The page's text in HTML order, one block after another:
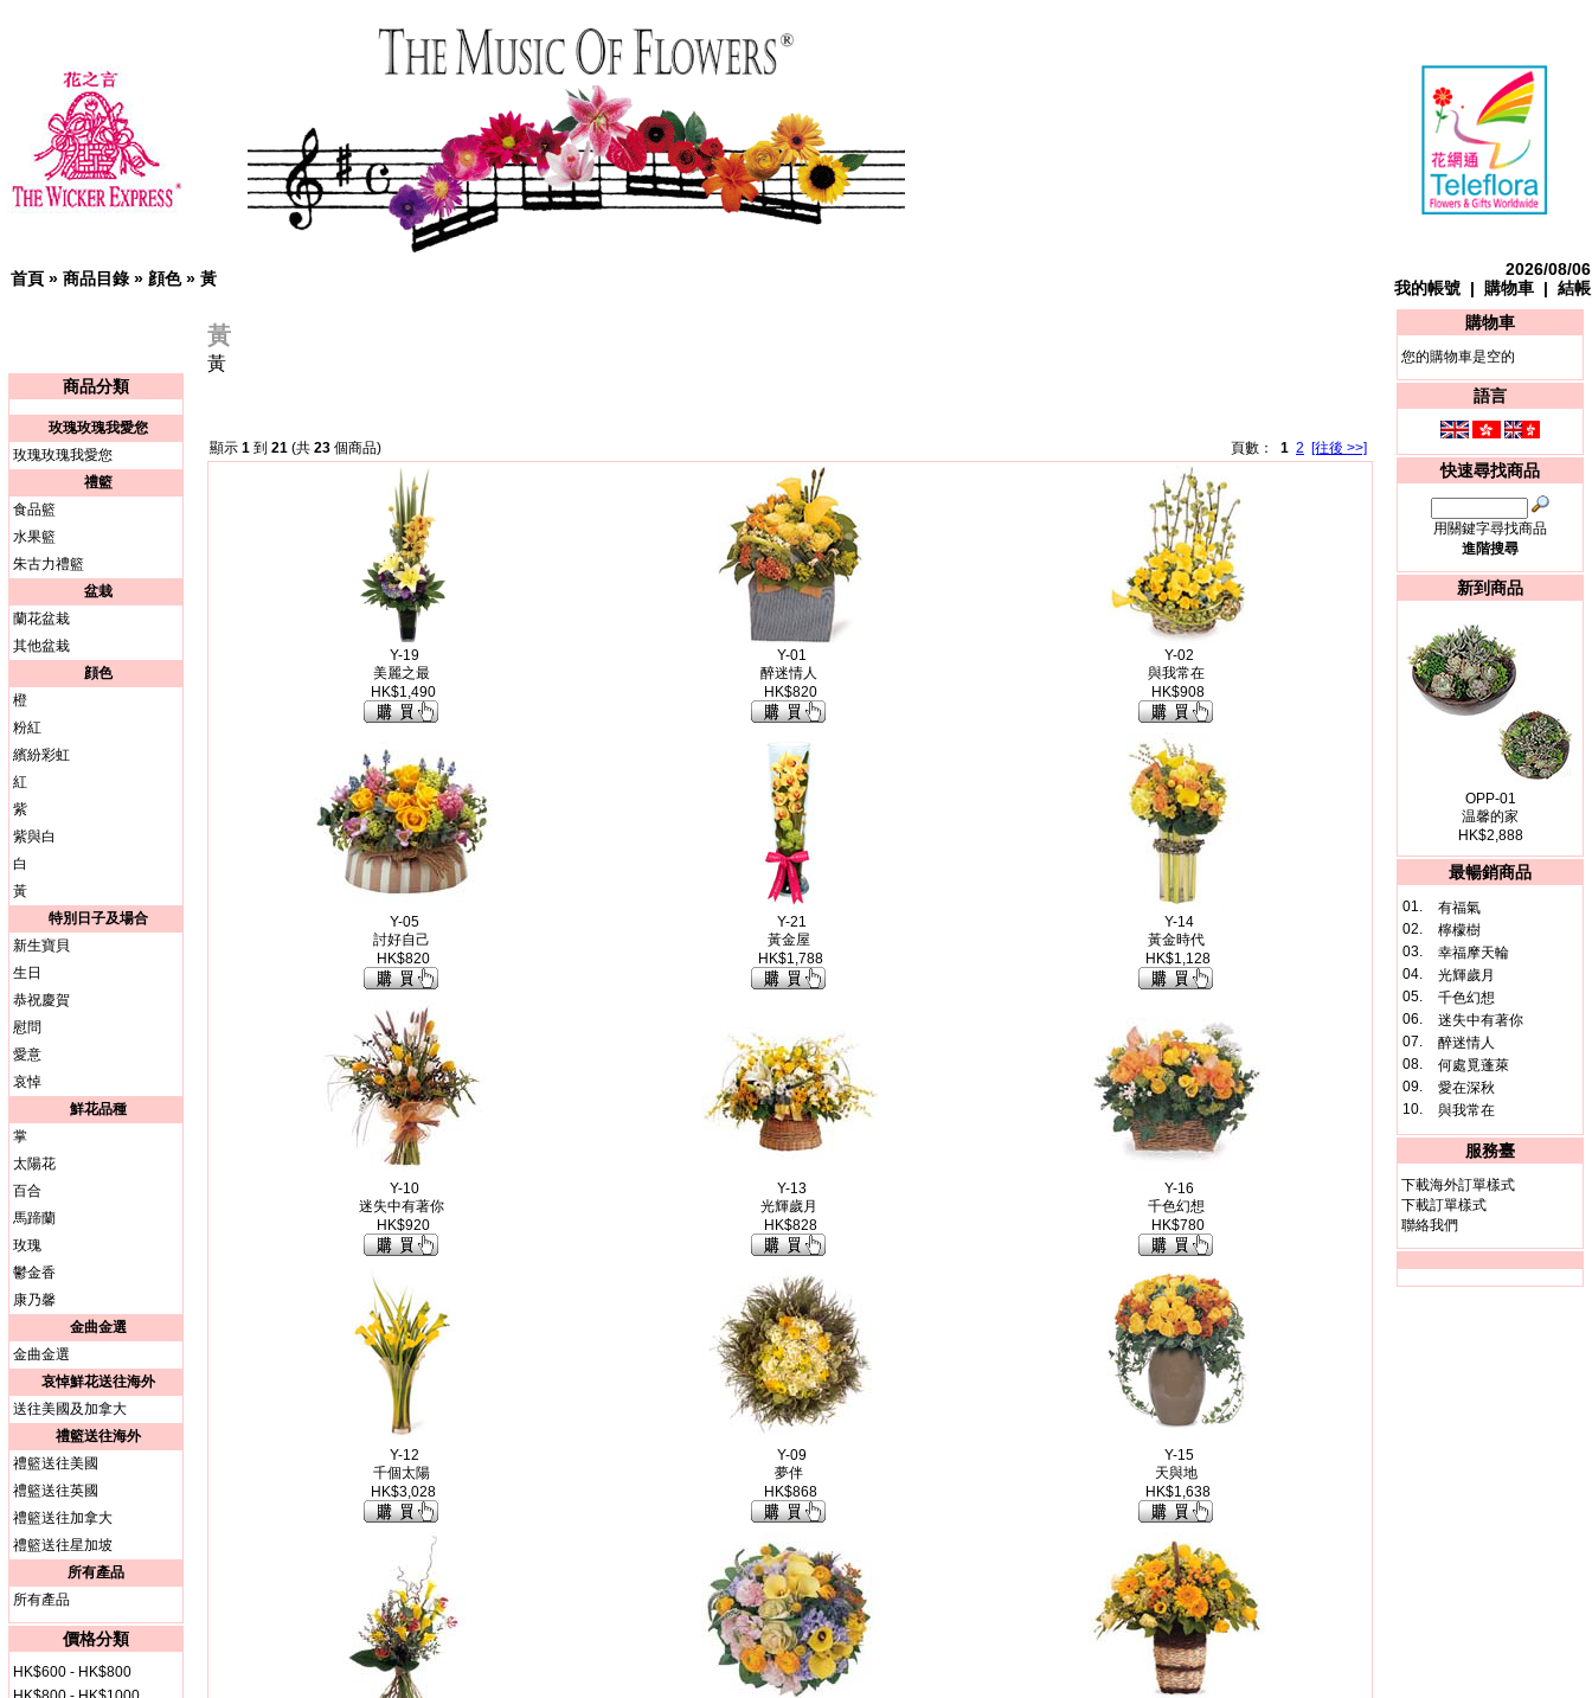
首頁 » 商品目錄 » 顔色» 黃
2026/08/06
我的帳號 | 購物車 | 結帳
商品分類
玫瑰玫瑰我愛您
玫瑰玫瑰我愛您
禮籃
食品籃
水果籃
朱古力禮籃
盆栽
蘭花盆栽
其他盆栽
顔色
橙
粉紅
繽紛彩虹
紅
紫
紫與白
白
黃
特別日子及場合
新生寶貝
生日
恭祝慶賀
慰問
愛意
哀悼
鮮花品種
掌
太陽花
百合
馬蹄蘭
玫瑰
鬱金香
康乃馨
金曲金選
金曲金選
哀悼鮮花送往海外
送往美國及加拿大
禮籃送往海外
禮籃送往美國
禮籃送往英國
禮籃送往加拿大
禮籃送往星加坡
所有產品
所有產品
價格分類
HK$600 - HK$800
黃
黃
顯示 1 到 21 (共 23 個商品) 頁數： 1 2 [往後 >>]
Y-19
美麗之最
HK$1,490
Y-01
醉迷情人
HK$820
Y-02
與我常在
HK$908
Y-05
討好自己
HK$820
Y-21
黃金屋
HK$1,788
Y-14
黃金時代
HK$1,128
Y-10
迷失中有著你
HK$920
Y-13
光輝歲月
HK$828
Y-16
千色幻想
HK$780
Y-12
千個太陽
HK$3,028
Y-09
夢伴
HK$868
Y-15
天與地
HK$1,638
購物車
您的購物車是空的
語言
快速尋找商品
用關鍵字尋找商品
進階搜尋
新到商品
OPP-01
温馨的家
HK$2,888
最暢銷商品
01.
有福氣
02.
檸檬樹
03.
幸福摩天輪
04.
光輝歲月
05.
千色幻想
06.
迷失中有著你
07.
醉迷情人
08.
何處覓蓬萊
09.
愛在深秋
10.
與我常在
服務臺
下載海外訂單樣式
下載訂單樣式
聯絡我們